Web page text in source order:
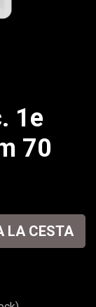
1e
70
LA CESTA